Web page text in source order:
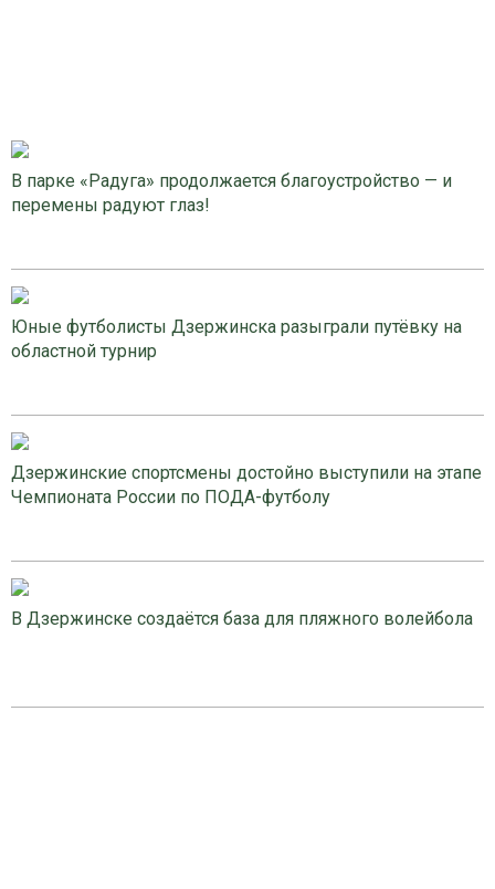
В парке «Радуга» продолжается благоустройство — и
перемены радуют глаз!
Юные футболисты Дзержинска разыграли путёвку на
областной турнир
Дзержинские спортсмены достойно выступили на этапе
Чемпионата России по ПОДА-футболу
В Дзержинске создаётся база для пляжного волейбола